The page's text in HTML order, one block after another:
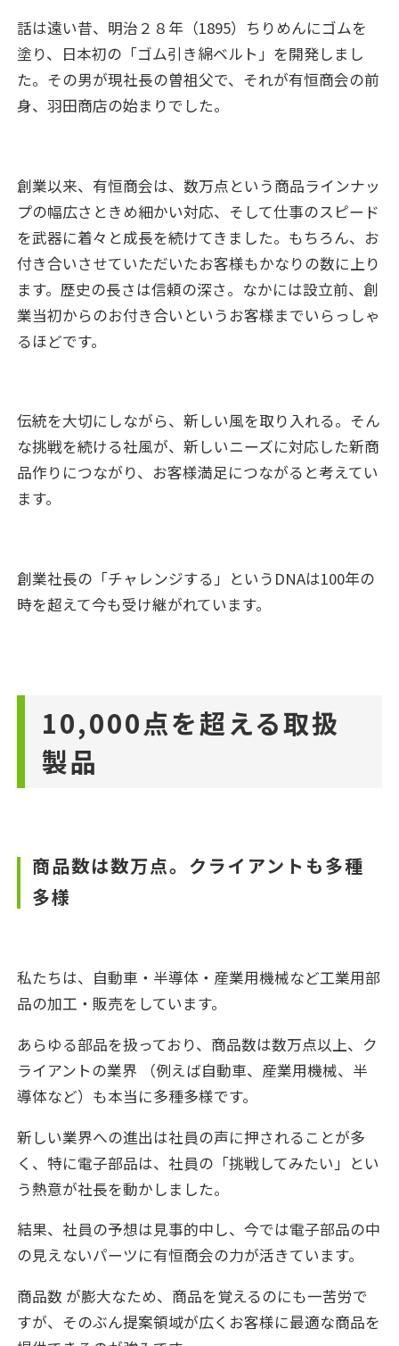
話は遠い昔、明治２８年（1895）ちりめんにゴムを
塗り、日本初の「ゴム引き綿ベルト」を開発しまし
た。その男が現社長の曽祖父で、それが有恒商会の前
身、羽田商店の始まりでした。
創業以来、有恒商会は、数万点という商品ラインナッ
プの幅広さときめ細かい対応、そして仕事のスピード
を武器に着々と成長を続けてきました。もちろん、お
付き合いさせていただいたお客様もかなりの数に上り
ます。歴史の長さは信頼の深さ。なかには設立前、創
業当初からのお付き合いというお客様までいらっしゃ
るほどです。
伝統を大切にしながら、新しい風を取り入れる。そん
な挑戦を続ける社風が、新しいニーズに対応した新商
品作りにつながり、お客様満足につながると考えてい
ます。
創業社長の「チャレンジする」というDNAは100年の
時を超えて今も受け継がれています。
10,000点を超える取扱
製品
商品数は数万点。クライアントも多種
多様
私たちは、自動車・半導体・産業用機械など工業用部
品の加工・販売をしています。
あらゆる部品を扱っており、商品数は数万点以上、ク
ライアントの業界 （例えば自動車、産業用機械、半
導体など）も本当に多種多様です。
新しい業界への進出は社員の声に押されることが多
く、特に電子部品は、社員の「挑戦してみたい」とい
う熱意が社長を動かしました。
結果、社員の予想は見事的中し、今では電子部品の中
の見えないパーツに有恒商会の力が活きています。
商品数 が膨大なため、商品を覚えるのにも一苦労で
すが、そのぶん提案領域が広くお客様に最適な商品を